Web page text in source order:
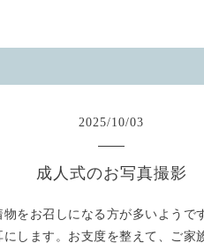
2025/10/03
成人式のお写真撮影
をお召しになる方が多いようで
します。お支度を整えて、ご家